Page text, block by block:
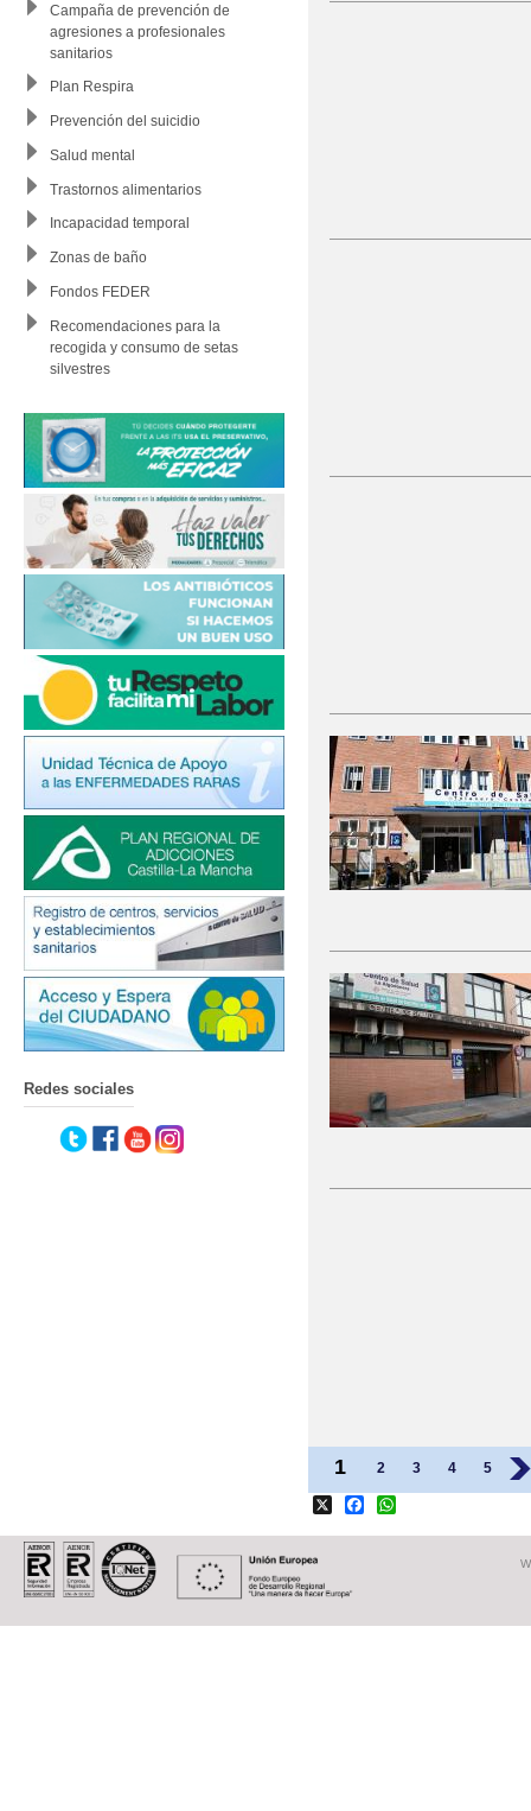
Campaña de prevención de
agresiones a profesionales
sanitarios
Plan Respira
Prevención del suicidio
Salud mental
Trastornos alimentarios
Incapacidad temporal
Zonas de baño
Fondos FEDER
Recomendaciones para la
recogida y consumo de setas
silvestres
Redes sociales
Páginas
1 2 3 4 5 ›
Facebook